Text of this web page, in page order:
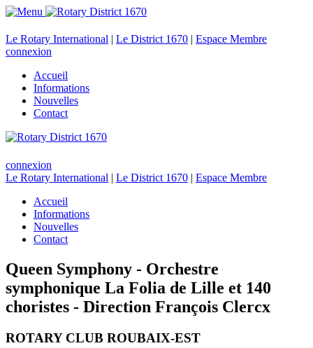
Le Rotary International | Le District 1670 | Espace Membre
connexion
Accueil
Informations
Nouvelles
Contact
connexion
Le Rotary International | Le District 1670 | Espace Membre
Accueil
Informations
Nouvelles
Contact
Queen Symphony - Orchestre
symphonique La Folia de Lille et 140
choristes - Direction François Clercx
ROTARY CLUB ROUBAIX-EST